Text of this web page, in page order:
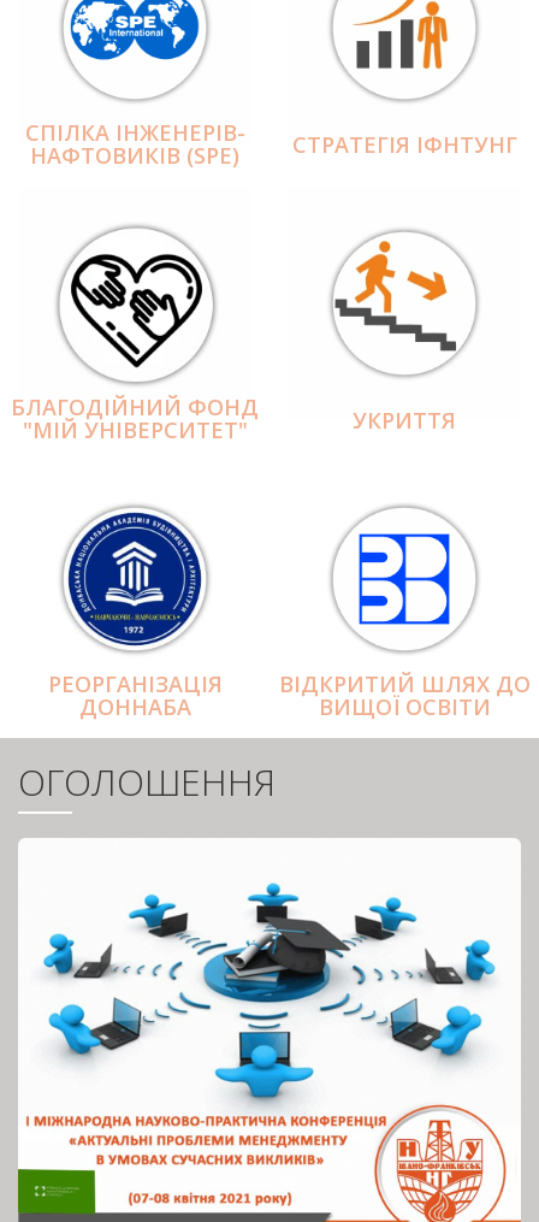
СПІЛКА ІНЖЕНЕРІВ-
НАФТОВИКІВ (SPE) СТРАТЕГІЯ ІФНТУНГ
БЛАГОДІЙНИЙ ФОНД
"МІЙ УНІВЕРСИТЕТ" УКРИТТЯ
РЕОРГАНІЗАЦІЯ
ДОННАБА
ВІДКРИТИЙ ШЛЯХ ДО
ВИЩОЇ ОСВІТИ
ОГОЛОШЕННЯ